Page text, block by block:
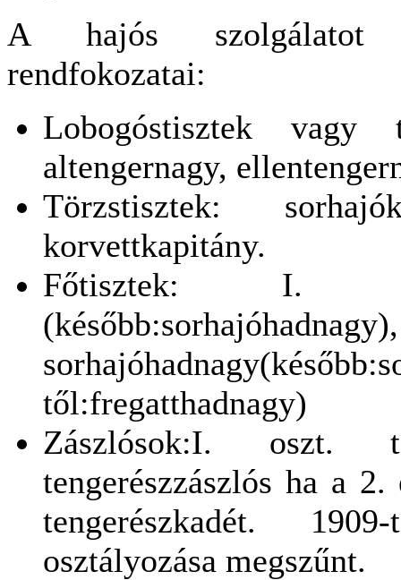
A hajós szolgálatot
rendfokozatai:
Lobogóstisztek vagy
altengernagy,
Törzstisztek:
korvettkapitány.
Főtisztek: I.
től:fregatthadnagy)
Zászlósok:I. oszt.
tengerészzászlós ha a
tengerészkadét.
osztályozása megszűnt.